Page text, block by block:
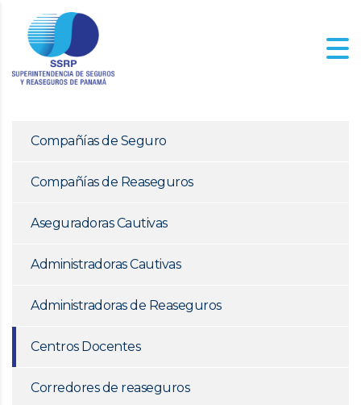
Compañías de Seguro
Compañías de Reaseguros
Aseguradoras Cautivas
Administradoras Cautivas
Administradoras de Reaseguros
Centros Docentes
Corredores de reaseguros